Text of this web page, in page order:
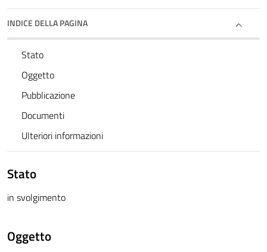
INDICE DELLA PAGINA
Stato
Oggetto
Pubblicazione
Documenti
Ulteriori informazioni
Stato
in svolgimento
Oggetto